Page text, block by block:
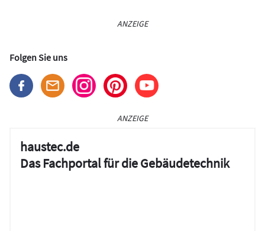
ANZEIGE
Folgen Sie uns
ANZEIGE
haustec.de
Das Fachportal für die Gebäudetechnik